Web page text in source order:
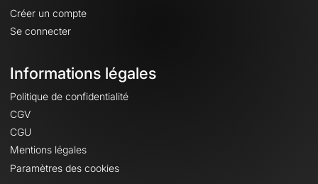
Créer un compte
Se connecter
Informations légales
Politique de confidentialité
CGV
CGU
Mentions légales
Paramètres des cookies